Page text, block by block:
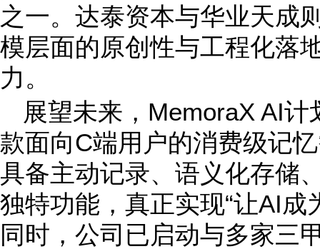
之一。达泰资本与华业天成
模层面的原创性与工程化落
力。
展望未来，MemoraX AI
款面向C端用户的消费级记
具备主动记录、语义化存储
独特功能，真正实现“让AI成
同时，公司已启动与多家三